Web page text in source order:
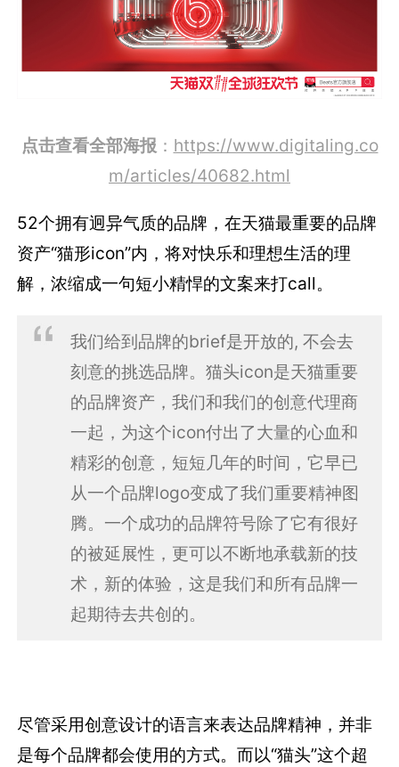
点击查看全部海报 ： https://www.digitaling.co
m/articles/40682.html
52个拥有迥异气质的品牌，在天猫最重要的品牌
资产“猫形icon”内，将对快乐和理想生活的理
解，浓缩成一句短小精悍的文案来打call。
我们给到品牌的brief是开放的, 不会去
刻意的挑选品牌。猫头icon是天猫重要
的品牌资产，我们和我们的创意代理商
一起，为这个icon付出了大量的心血和
精彩的创意，短短几年的时间，它早已
从一个品牌logo变成了我们重要精神图
腾。一个成功的品牌符号除了它有很好
的被延展性，更可以不断地承载新的技
术，新的体验，这是我们和所有品牌一
起期待去共创的。
尽管采用创意设计的语言来表达品牌精神，并非
是每个品牌都会使用的方式。而以“猫头”这个超